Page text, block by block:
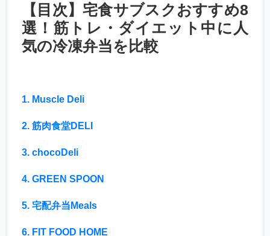
【目次】宅食サブスクおすすめ8
選！筋トレ・ダイエット中に人
気の冷凍弁当を比較
1. Muscle Deli
2. 筋肉食堂DELI
3. chocoDeli
4. GREEN SPOON
5. 宅配弁当Meals
6. FIT FOOD HOME